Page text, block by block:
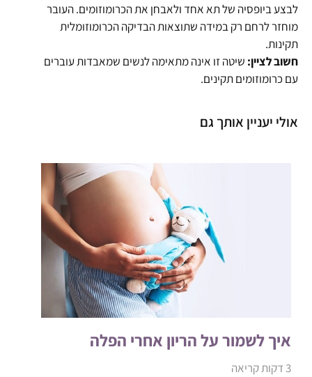
לבצע ביופסיה של תא אחד ולאבחן את הכרומוזומים. העובר
מוחזר לרחם רק במידה שתוצאות הבדיקה הכרומוזומלית
תקינות.
חשוב לציין: שיטה זו אינה מתאימה לנשים שמאבדות עוברים
עם כרומוזומים תקינים.
אולי יעניין אותך גם
איך לשמור על הריון אחרי הפלה
3 דקות קריאה